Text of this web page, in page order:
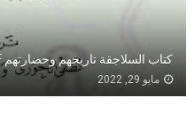
كتاب السلاجقة تاريخهم وحضارتهم PDF
مايو 29, 2022